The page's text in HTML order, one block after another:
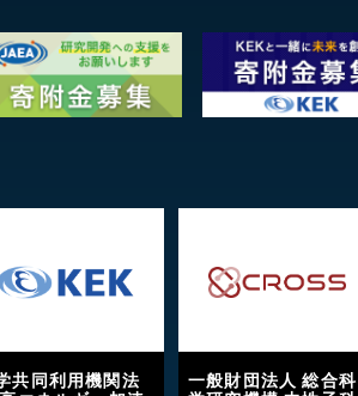
共同利用機関法
一般財団法人 総合科